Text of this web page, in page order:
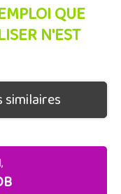
QUE
N'EST